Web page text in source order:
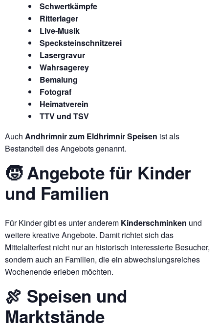
Schwertkämpfe
Ritterlager
Live-Musik
Specksteinschnitzerei
Lasergravur
Wahrsagerey
Bemalung
Fotograf
Heimatverein
TTV und TSV
Auch Andhrimnir zum Eldhrimnir Speisen ist als
Bestandteil des Angebots genannt.
🧒 Angebote für Kinder
und Familien
Für Kinder gibt es unter anderem Kinderschminken und
weitere kreative Angebote. Damit richtet sich das
Mittelalterfest nicht nur an historisch interessierte Besucher,
sondern auch an Familien, die ein abwechslungsreiches
Wochenende erleben möchten.
🍖 Speisen und
Marktstände